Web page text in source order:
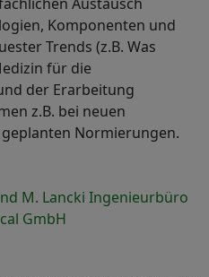
Komponenten und
Trends (z.B. Was
für die
der Erarbeitung
z.B. bei neuen
Normierungen.
M. Lancki Ingenieurbüro
GmbH